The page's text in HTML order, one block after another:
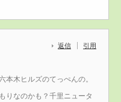
返信 引用
本木ヒルズのてっぺんの。
りなのかも？千里ニュータ